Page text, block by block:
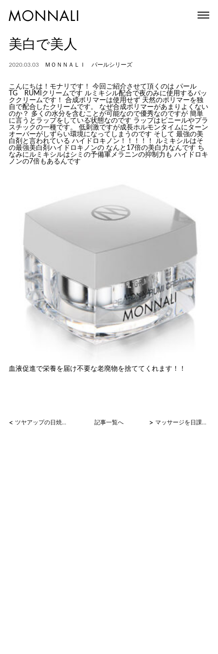
美白で美人
2020.03.03 ＭＯＮＮＡＬＩ パールシリーズ
こんにちは！モナリです！ 今回ご紹介させて頂くのは パール
TG RUMIクリームです ルミキシル配合で夜のみに使用するパッ
ククリームです！ 合成ポリマーは使用せず 天然のポリマーを独
自で配合したクリームです。 なぜ合成ポリマーがあまりよくない
のか？ 多くの水分を含むことが可能なので優秀なのですが 簡単
に言うとラップをしている状態なのです ラップはビニールやプラ
スチックの一種です。 低刺激ですが成長ホルモンタイムにターン
オーバーがしずらい環境になってしまうのです そして 最強の美
白剤と言われている ハイドロキノン！！！！！ ルミキシルはそ
の最強美白剤ハイドロキノンの なんと17倍の美白力なんです ち
なみにルミキシルはシミの予備軍メラニンの抑制力も ハイドロキ
ノンの7倍もあるんです
血液促進で栄養を届け不要な老廃物を捨ててくれます！！
< ツヤアップの日焼け止めクリームでノーファンデ！！ 記事一覧へ > マッサージを日課に